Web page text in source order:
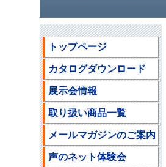
トップページ
カタログダウンロード
展示会情報
取り扱い商品一覧
メールマガジンのご案内
声のネット体験会